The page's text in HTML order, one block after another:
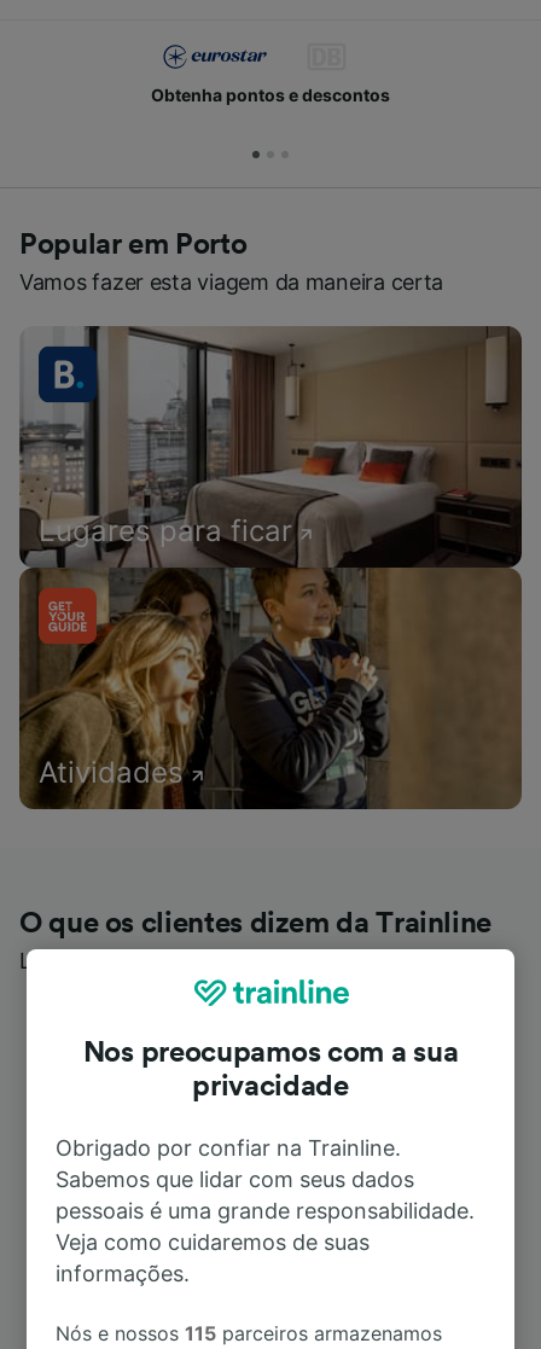
Obtenha pontos e descontos
Popular em Porto
Vamos fazer esta viagem da maneira certa
Lugares para ficar
Atividades
O que os clientes dizem da Trainline
Leia avaliações reais de utilizadores reais
Nos preocupamos com a sua
privacidade
Obrigado por confiar na Trainline.
Sabemos que lidar com seus dados
pessoais é uma grande responsabilidade.
Veja como cuidaremos de suas
informações.
Nós e nossos115 parceiros armazenamos